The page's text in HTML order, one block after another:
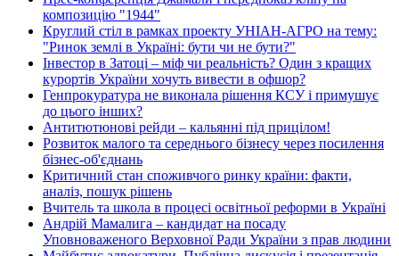
композицію "1944"
Круглий стіл в рамках проекту УНІАН-АГРО на тему:
"Ринок землі в Україні: бути чи не бути?"
Інвестор в Затоці – міф чи реальність? Один з кращих
курортів України хочуть вивести в офшор?
Генпрокуратура не виконала рішення КСУ і примушує
до цього інших?
Антитютюнові рейди – кальянні під прицілом!
Розвиток малого та середнього бізнесу через посилення
бізнес-об'єднань
Критичний стан споживчого ринку країни: факти,
аналіз, пошук рішень
Вчитель та школа в процесі освітньої реформи в Україні
Андрій Мамалига – кандидат на посаду
Уповноваженого Верховної Ради України з прав людини